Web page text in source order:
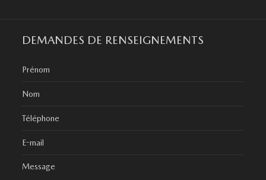
DEMANDES DE RENSEIGNEMENTS